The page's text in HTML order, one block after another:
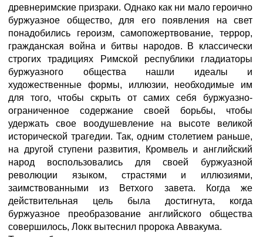
древнеримские призраки. Однако как ни мало героично
буржуазное общество, для его появления на свет
понадобились героизм, самопожертвование, террор,
гражданская война и битвы народов. В классически
строгих традициях Римской республики гладиаторы
буржуазного общества нашли идеалы и
художественные формы, иллюзии, необходимые им
для того, чтобы скрыть от самих себя буржуазно-
ограниченное содержание своей борьбы, чтобы
удержать свое воодушевление на высоте великой
исторической трагедии. Так, одним столетием раньше,
на другой ступени развития, Кромвель и английский
народ воспользовались для своей буржуазной
революции языком, страстями и иллюзиями,
заимствованными из Ветхого завета. Когда же
действительная цель была достигнута, когда
буржуазное преобразование английского общества
совершилось, Локк вытеснил пророка Аввакума.